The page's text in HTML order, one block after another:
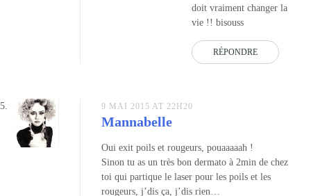
doit vraiment changer la
vie !! bisouss
RÉPONDRE
9 MAI 2015 AT 22H20
Mannabelle
Oui exit poils et rougeurs, pouaaaaah !
Sinon tu as un très bon dermato à 2min de chez
toi qui partique le laser pour les poils et les
rougeurs, j’dis ça, j’dis rien…